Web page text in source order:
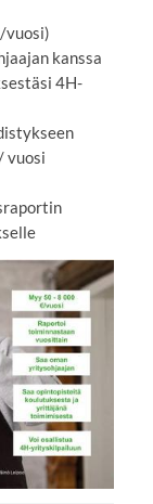
vuosi)
kanssa
4H-
vuosi